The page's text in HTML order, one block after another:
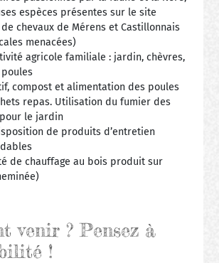
espèces présentes sur le site
chevaux de Mérens et Castillonnais
menacées)
agricole familiale : jardin, chèvres,
poules
compost et alimentation des poules
repas. Utilisation du fumier des
le jardin
de produits d’entretien
de chauffage au bois produit sur
venir ? Pensez à
!